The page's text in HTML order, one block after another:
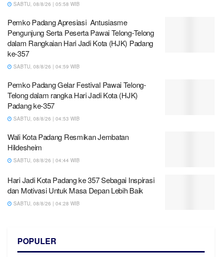
SABTU, 08/8/26 | 05:58 WIB
Pemko Padang Apresiasi Antusiasme
Pengunjung Serta Peserta Pawai Telong-Telong
dalam Rangkaian Hari Jadi Kota (HJK) Padang
ke-357
SABTU, 08/8/26 | 04:59 WIB
Pemko Padang Gelar Festival Pawai Telong-
Telong dalam rangka Hari Jadi Kota (HJK)
Padang ke-357
SABTU, 08/8/26 | 04:53 WIB
Wali Kota Padang Resmikan Jembatan
Hildesheim
SABTU, 08/8/26 | 04:44 WIB
Hari Jadi Kota Padang ke 357 Sebagai Inspirasi
dan Motivasi Untuk Masa Depan Lebih Baik
SABTU, 08/8/26 | 04:28 WIB
POPULER